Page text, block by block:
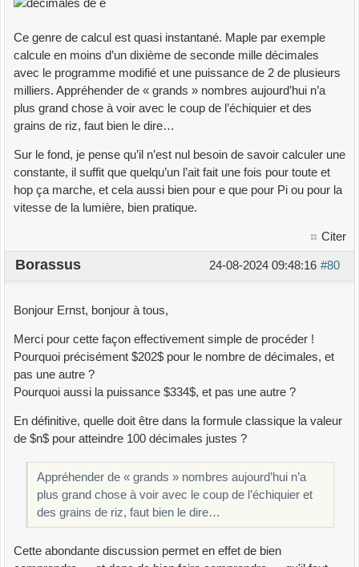
Ce genre de calcul est quasi instantané. Maple par exemple
calcule en moins d’un dixième de seconde mille décimales
avec le programme modifié et une puissance de 2 de plusieurs
milliers. Appréhender de « grands » nombres aujourd’hui n’a
plus grand chose à voir avec le coup de l’échiquier et des
grains de riz, faut bien le dire…
Sur le fond, je pense qu’il n’est nul besoin de savoir calculer une
constante, il suffit que quelqu’un l’ait fait une fois pour toute et
hop ça marche, et cela aussi bien pour e que pour Pi ou pour la
vitesse de la lumière, bien pratique.
Citer
#80
24-08-2024 09:48:16
Borassus
Bonjour Ernst, bonjour à tous,
Merci pour cette façon effectivement simple de procéder !
Pourquoi précisément $202$ pour le nombre de décimales, et
pas une autre ?
Pourquoi aussi la puissance $334$, et pas une autre ?
En définitive, quelle doit être dans la formule classique la valeur
de $n$ pour atteindre 100 décimales justes ?
Appréhender de « grands » nombres aujourd’hui n’a
plus grand chose à voir avec le coup de l’échiquier et
des grains de riz, faut bien le dire…
Cette abondante discussion permet en effet de bien